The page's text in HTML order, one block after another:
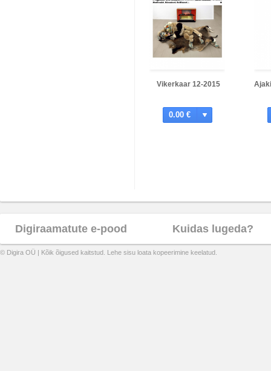
Vikerkaar 12-2015
0.00 €
Digiraamatute e-pood Kuidas lugeda?
© Digira OÜ | Kõik õigused kaitstud. Lehe sisu loata kopeerimine keelatud.